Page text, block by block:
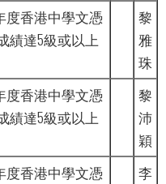
度香港中學文憑
績達5級或以上
黎
雅
珠
度香港中學文憑
績達5級或以上
黎
沛
穎
度香港中學文憑
李